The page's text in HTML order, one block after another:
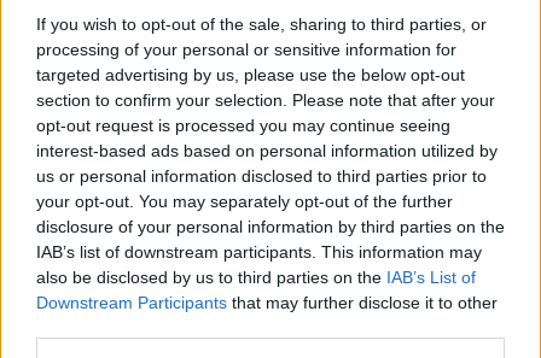
If you wish to opt-out of the sale, sharing to third parties, or
processing of your personal or sensitive information for
targeted advertising by us, please use the below opt-out
section to confirm your selection. Please note that after your
opt-out request is processed you may continue seeing
interest-based ads based on personal information utilized by
us or personal information disclosed to third parties prior to
your opt-out. You may separately opt-out of the further
disclosure of your personal information by third parties on the
IAB’s list of downstream participants. This information may
also be disclosed by us to third parties on the IAB’s List of
Downstream Participants that may further disclose it to other
encuentro de Champions ante el Oporto.
Giménez es también baja debido a una contractura
muscular. Se esperan rotaciones en los colchoneros para el
partido ante el conjunto balear y jugadores comoCunha,
Lodi o Kondogbia podrían ser titulares.
Barcelona: Xavi no recupera lesionados
Sin noticias en la enfermería del Barcelona, en la que
permanecen Ansu Fati, Agüero, Braithwaite, Pedri y Sergi